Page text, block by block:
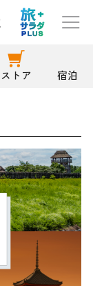
ストア 宿泊